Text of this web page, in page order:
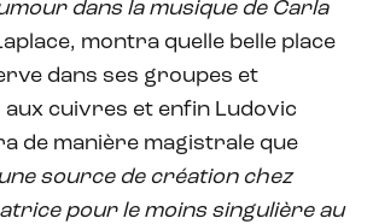
dans la musique de Carla
montra quelle belle place
dans ses groupes et
cuivres et enfin Ludovic
de manière magistrale que
source de création chez
pour le moins singulière au